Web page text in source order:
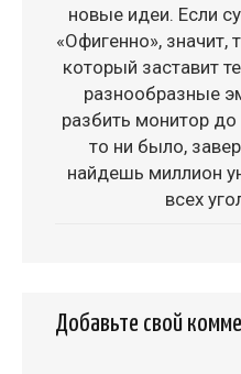
новые идеи. Если
«Офигенно»,
который заставит
разнообразные
разбить монитор
то ни было,
найдешь миллион
всех
Добавьте свой